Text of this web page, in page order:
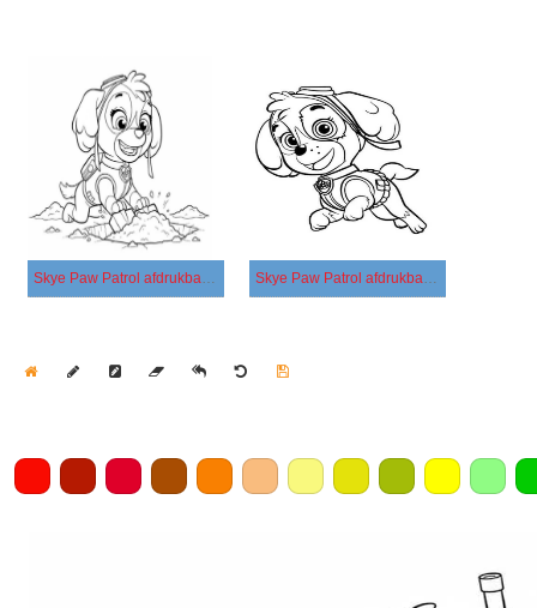
Skye Paw Patrol afdrukbaar voor kinderen Skye Paw Patrol afdrukbaar basis